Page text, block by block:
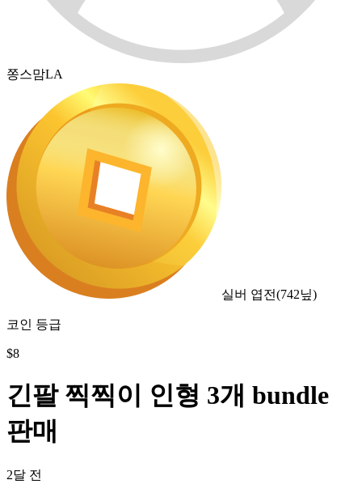
쫑스맘LA
실버 엽전(742닢)
코인 등급
$8
긴팔 찍찍이 인형 3개 bundle
판매
2달 전